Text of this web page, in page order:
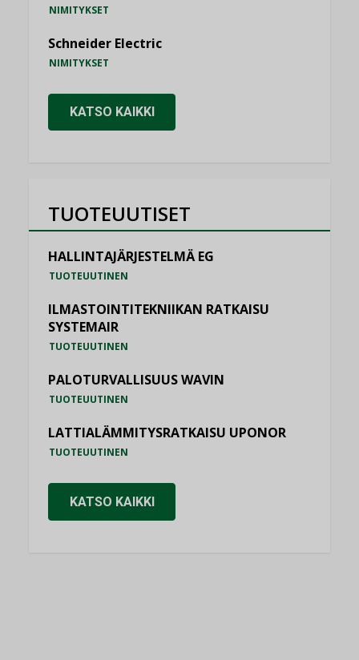
NIMITYKSET
Schneider Electric
NIMITYKSET
KATSO KAIKKI
TUOTEUUTISET
HALLINTAJÄRJESTELMÄ EG
TUOTEUUTINEN
ILMASTOINTITEKNIIKAN RATKAISU
SYSTEMAIR
TUOTEUUTINEN
PALOTURVALLISUUS WAVIN
TUOTEUUTINEN
LATTIALÄMMITYSRATKAISU UPONOR
TUOTEUUTINEN
KATSO KAIKKI